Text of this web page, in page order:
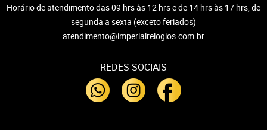
Horário de atendimento das 09 hrs às 12 hrs e de 14 hrs às 17 hrs, de
segunda a sexta (exceto feriados)
atendimento@imperialrelogios.com.br
REDES SOCIAIS